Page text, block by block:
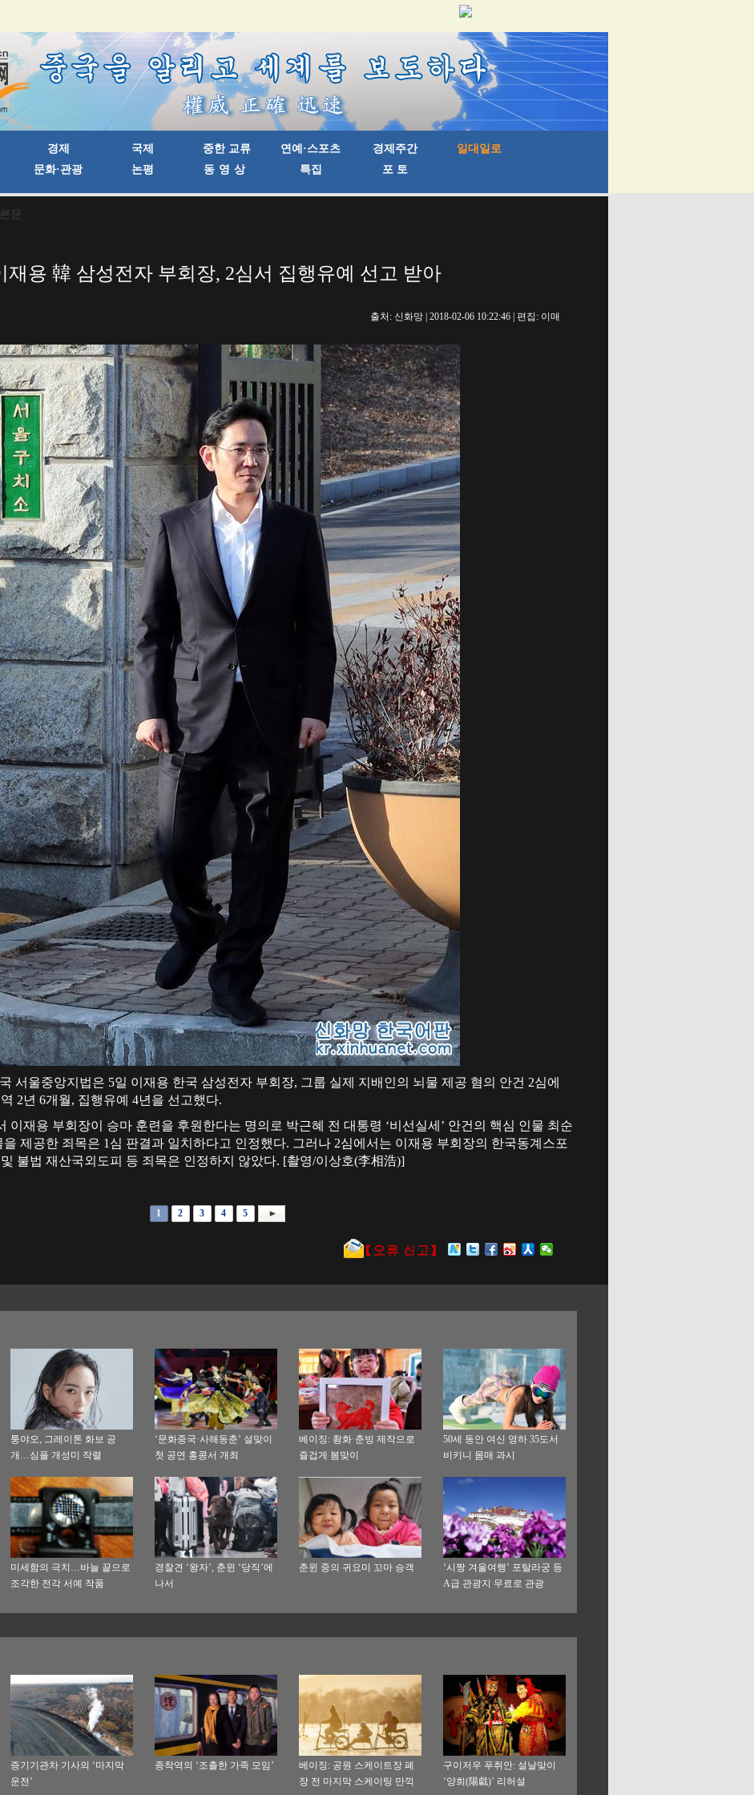
문
재용 韓 삼성전자 부회장, 2심서 집행유예 선고 받아
출처: 신화망 | 2018-02-06 10:22:46 | 편집: 이매
서울중앙지법은 5일 이재용 한국 삼성전자 부회장, 그룹 실제 지배인의 뇌물 제공 혐의 안건 2심에
2년 6개월, 집행유예 4년을 선고했다.
이재용 부회장이 승마 훈련을 후원한다는 명의로 박근혜 전 대통령 ‘비선실세’ 안건의 핵심 인물 최순
제공한 죄목은 1심 판결과 일치하다고 인정했다. 그러나 2심에서는 이재용 부회장의 한국동계스포
불법 재산국외도피 등 죄목은 인정하지 않았다. [촬영/이상호(李相浩)]
1 2 3 4 5
퉁야오, 그레이톤 화보 공
개…심플 개성미 작렬
‘문화중국·사해동춘’ 설맞이
첫 공연 홍콩서 개최
베이징: 촹화·춘빙 제작으로
즐겁게 봄맞이
50세 동안 여신 영하 35도서
비키니 몸매 과시
미세함의 극치…바늘 끝으로
조각한 전각 서예 작품
경찰견 ‘왕자’, 춘윈 ‘당직’에
나서
춘윈 중의 귀요미 꼬마 승객
‘시짱 겨울여행’ 포탈라궁 등
A급 관광지 무료로 관광
증기기관차 기사의 ‘마지막
운전’
종착역의 ‘조촐한 가족 모임’
베이징: 공원 스케이트장 폐
장 전 마지막 스케이팅 만끽
구이저우 푸취안: 설날맞이
‘양희(陽戱)’ 리허설